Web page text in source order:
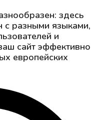
здесь
с разными языками,
и
сайт эффективно
европейских